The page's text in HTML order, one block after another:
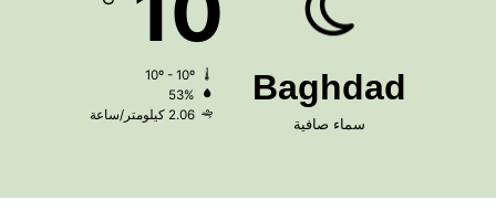
Baghdad
سماء صافية
53%
2.06 كيلومتر/ساعة